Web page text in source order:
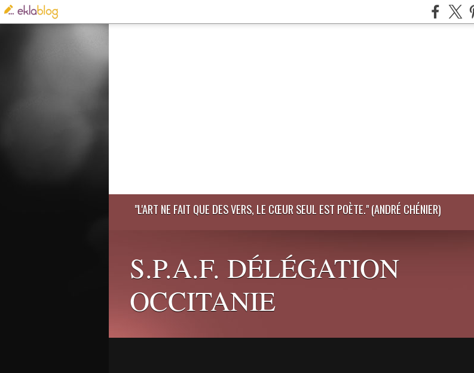
"L'ART NE FAIT QUE DES VERS, LE CŒUR SEUL EST POÈTE." (ANDRÉ CHÉNIER)
S.P.A.F. DÉLÉGATION
OCCITANIE